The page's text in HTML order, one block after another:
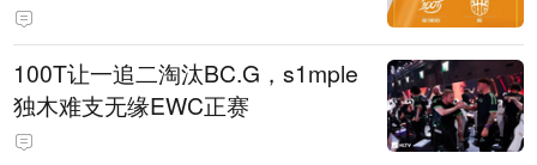
100T让一追二淘汰BC.G，s1mple
独木难支无缘EWC正赛